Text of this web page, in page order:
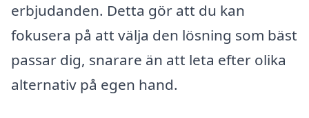
erbjudanden. Detta gör att du kan
fokusera på att välja den lösning som bäst
passar dig, snarare än att leta efter olika
alternativ på egen hand.